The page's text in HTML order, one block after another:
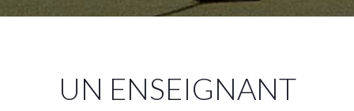
UN ENSEIGNANT